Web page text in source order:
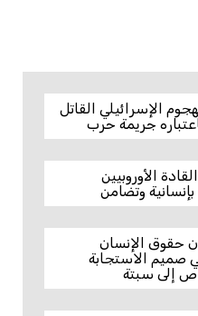
الإسرائيلي القاتل
جريمة حرب
الأوروبيين
وتضامن
حقوق الإنسان
صميم الاستجابة
إلى سبتة